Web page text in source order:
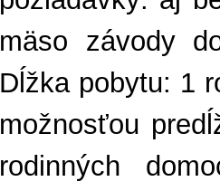
mäso závody
Dĺžka pobytu: 1
možnosťou
rodinných